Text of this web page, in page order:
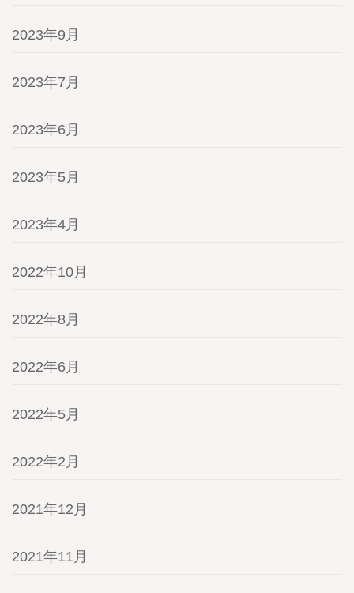
2023年9月
2023年7月
2023年6月
2023年5月
2023年4月
2022年10月
2022年8月
2022年6月
2022年5月
2022年2月
2021年12月
2021年11月